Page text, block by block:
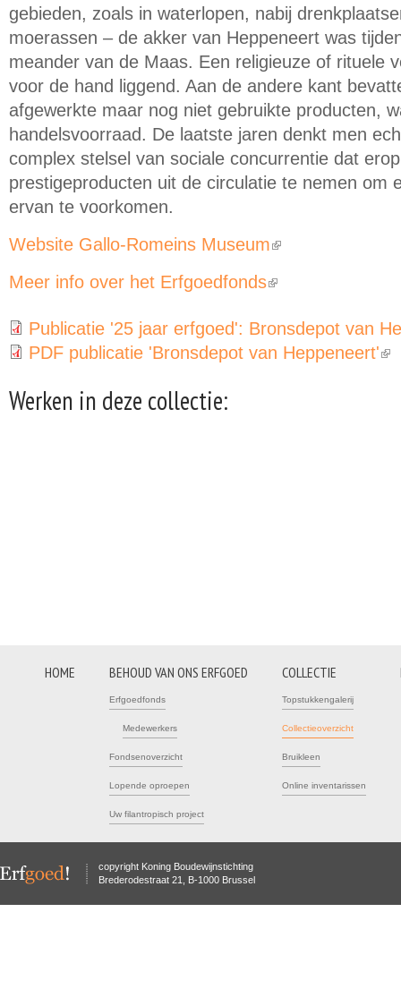
gebieden, zoals in waterlopen, nabij
moerassen – de akker van Heppeneert was
meander van de Maas. Een religieuze of rituele
voor de hand liggend. Aan de andere kant
afgewerkte maar nog niet gebruikte producten,
handelsvoorraad. De laatste jaren denkt men
complex stelsel van sociale concurrentie dat
prestigeproducten uit de circulatie te nemen om
ervan te voorkomen.
Website Gallo-Romeins Museum (link is external)
Meer info over het Erfgoedfonds(link is external)
Publicatie '25 jaar erfgoed': Bronsdepot van
PDF publicatie 'Bronsdepot van Heppeneert'
Werken in deze collectie:
HOME BEHOUD VAN ONS ERFGOED
Erfgoedfonds
Medewerkers
Fondsenoverzicht
Lopende oproepen
Uw filantropisch project
COLLECTIE
Topstukkengalerij
Collectieoverzicht
Bruikleen
Online inventarissen
copyright Koning Boudewijnstichting
Brederodestraat 21, B-1000 Brussel